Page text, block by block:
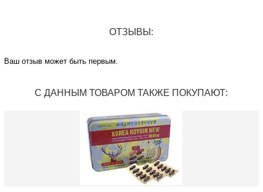
ОТЗЫВЫ:
Ваш отзыв может быть первым.
С ДАННЫМ ТОВАРОМ ТАКЖЕ ПОКУПАЮТ: